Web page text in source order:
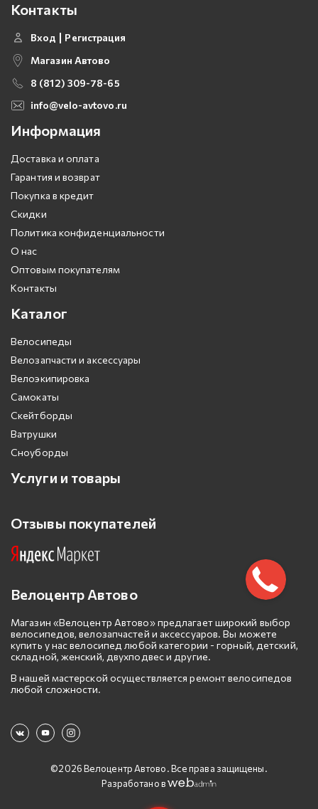
Контакты
Вход
Регистрация
Магазин Автово
8 (812) 309-78-65
info@velo-avtovo.ru
Информация
Доставка и оплата
Гарантия и возврат
Покупка в кредит
Скидки
Политика конфиденциальности
О нас
Оптовым покупателям
Контакты
Каталог
Велосипеды
Велозапчасти и аксессуары
Велоэкипировка
Самокаты
Скейтборды
Ватрушки
Сноуборды
Услуги и товары
Отзывы покупателей
Велоцентр Автово
Магазин «Велоцентр Автово» предлагает широкий выбор
велосипедов, велозапчастей и аксессуаров. Вы можете
купить у нас велосипед любой категории - горный, детский,
складной, женский, двухподвес и другие.
В нашей мастерской осуществляется ремонт велосипедов
любой сложности.
©2026 Велоцентр Автово. Все права защищены.
Разработано в